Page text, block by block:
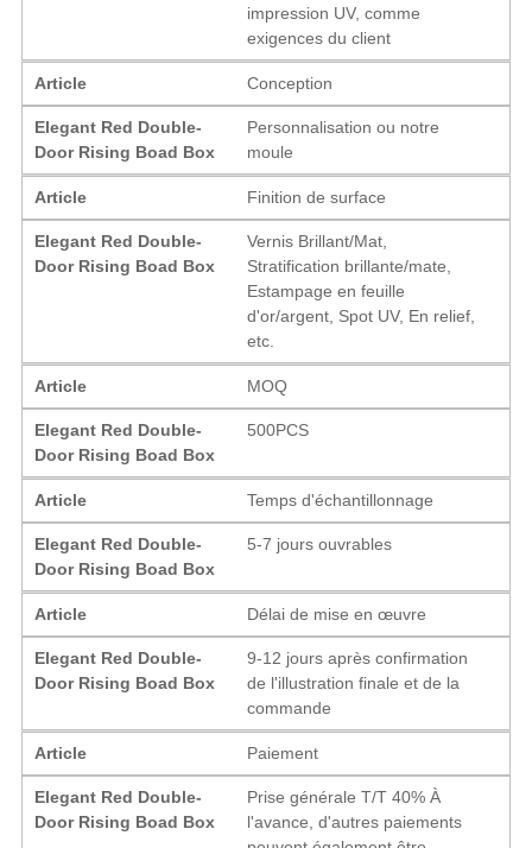
impression UV, comme
exigences du client
Article Conception
Elegant Red Double-
Door Rising Boad Box
Personnalisation ou notre
moule
Article Finition de surface
Elegant Red Double-
Door Rising Boad Box
Vernis Brillant/Mat,
Stratification brillante/mate,
Estampage en feuille
d'or/argent, Spot UV, En relief,
etc.
Article MOQ
Elegant Red Double-
Door Rising Boad Box
500PCS
Article Temps d'échantillonnage
Elegant Red Double-
Door Rising Boad Box
5-7 jours ouvrables
Article Délai de mise en œuvre
Elegant Red Double-
Door Rising Boad Box
9-12 jours après confirmation
de l'illustration finale et de la
commande
Article Paiement
Elegant Red Double-
Door Rising Boad Box
Prise générale T/T 40% À
l'avance, d'autres paiements